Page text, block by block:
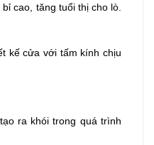
cao, tăng tuổi thị cho lò.
kế cửa với tấm kính chịu
ra khói trong quá trình